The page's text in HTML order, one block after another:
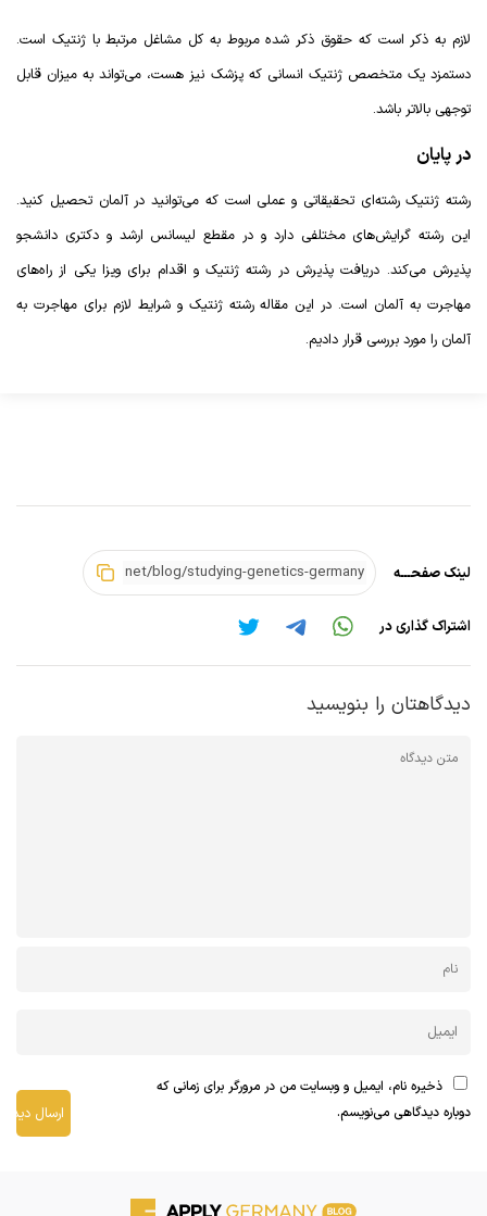
لازم به ذکر است که حقوق ذکر شده مربوط به کل مشاغل مرتبط با ژنتیک است.
دستمزد یک متخصص ژنتیک انسانی که پزشک نیز هست، می‌تواند به میزان قابل
توجهی بالاتر باشد.
در پایان
رشته ژنتیک رشته‌ای تحقیقاتی و عملی است که می‌توانید در آلمان تحصیل کنید.
این رشته گرایش‌های مختلفی دارد و در مقطع لیسانس ارشد و دکتری دانشجو
پذیرش می‌کند. دریافت پذیرش در رشته ژنتیک و اقدام برای ویزا یکی از راه‌های
مهاجرت به آلمان است. در این مقاله رشته ژنتیک و شرایط لازم برای مهاجرت به
آلمان را مورد بررسی قرار دادیم.
لینک صفحـــه
اشتراک گذاری در
دیدگاهتان را بنویسید
ذخیره نام، ایمیل و وبسایت من در مرورگر برای زمانی که
دوباره دیدگاهی می‌نویسم.